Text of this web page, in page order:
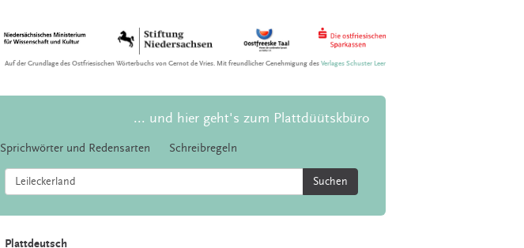
Auf der Grundlage des Ostfriesischen Wörterbuchs von Gernot de Vries. Mit freundlicher Genehmigung desVerlages Schuster Leer
... und hier geht's zum Plattdüütskbüro
Sprichwörter und Redensarten Schreibregeln
Suchen
Plattdeutsch